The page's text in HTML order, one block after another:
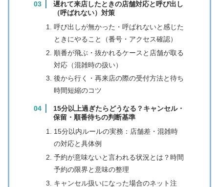
遅れて来店したときの店舗対応と呼び出し
（呼ばれない）対策
呼び出しが無かった・呼ばれないと感じた
ときにやること（番号・アクセス確認）
順番が飛ぶ・抜かれるケースと店舗が取る
対応（混雑時の扱い）
後から行く・再来店の際の受付方法と待ち
時間短縮のコツ
15分以上過ぎたらどうなる？キャンセル・
保留・順番待ちの判断基準
15分以内ルールの実務：店舗差・混雑時
の対応と具体例
予約が意味ないと言われる状況とは？時間
予約の限界と意味の整理
キャンセル扱いになった場合のネット注